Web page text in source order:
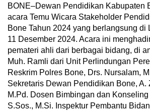
BONE–Dewan Pendidikan Kabupaten
acara Temu Wicara Stakeholder
Bone Tahun 2024 yang berlangsung di
11 Desember 2024. Acara ini
pemateri ahli dari berbagai bidang, di
Muh. Ramli dari Unit Perlindungan
Reskrim Polres Bone, Drs. Nursalam,
Sekretaris Dewan Pendidikan Bone, A.
M.Pd. Dosen Bimbingan dan
S.Sos., M.Si. Inspektur Pembantu